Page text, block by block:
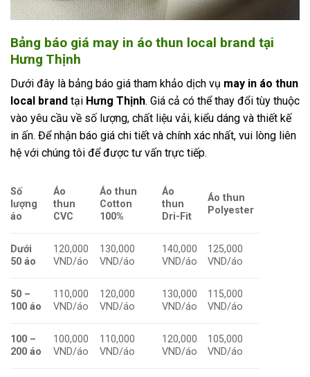
Bảng báo giá may in áo thun local brand tại
Hưng Thịnh
Dưới đây là bảng báo giá tham khảo dịch vụ may in áo thun
local brand tại Hưng Thịnh. Giá cả có thể thay đổi tùy thuộc
vào yêu cầu về số lượng, chất liệu vải, kiểu dáng và thiết kế
in ấn. Để nhận báo giá chi tiết và chính xác nhất, vui lòng liên
hệ với chúng tôi để được tư vấn trực tiếp.
Số
lượng
áo
Áo
thun
CVC
Áo thun
Cotton
100%
Áo
thun
Dri-Fit
Áo thun
Polyester
Dưới
50 áo
120,000
VND/áo
130,000
VND/áo
140,000
VND/áo
125,000
VND/áo
50 –
100 áo
110,000
VND/áo
120,000
VND/áo
130,000
VND/áo
115,000
VND/áo
100 –
200 áo
100,000
VND/áo
110,000
VND/áo
120,000
VND/áo
105,000
VND/áo